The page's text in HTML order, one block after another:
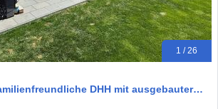
1 / 26
DHH mit ausgebauter…